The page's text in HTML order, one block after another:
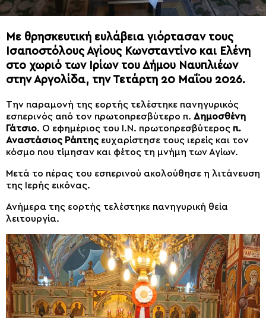
Με θρησκευτική ευλάβεια γιόρτασαν τους
Ισαποστόλους Αγίους Κωνσταντίνο και Ελένη
στο χωριό των Ιρίων του Δήμου Ναυπλιέων
στην Αργολίδα, την Τετάρτη 20 Μαΐου 2026.
Την παραμονή της εορτής τελέστηκε πανηγυρικός
εσπερινός από τον πρωτοπρεσβύτερο π. Δημοσθένη
Γάτσιο. Ο εφημέριος του Ι.Ν. πρωτοπρεσβύτερος π.
Αναστάσιος Ράπτης ευχαρίστησε τους ιερείς και τον
κόσμο που τίμησαν και φέτος τη μνήμη των Αγίων.
Μετά το πέρας του εσπερινού ακολούθησε η λιτάνευση
της Ιερής εικόνας.
Ανήμερα της εορτής τελέστηκε πανηγυρική θεία
λειτουργία.